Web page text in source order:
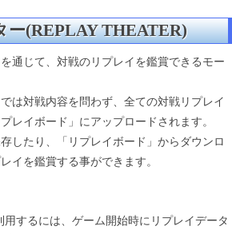
ー(REPLAY THEATER)
通じて、対戦のリプレイを鑑賞できるモー
は対戦内容を問わず、全ての対戦リプレイ
レイボード」にアップロードされます。
したり、「リプレイボード」からダウンロ
イを鑑賞する事ができます。
用するには、ゲーム開始時にリプレイデータ